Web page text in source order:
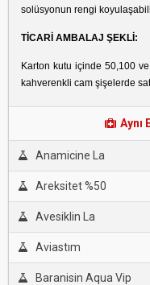
solüsyonun rengi
TİCARİ AMBALAJ ŞEKLİ:
Karton kutu içinde 50,100
kahverenkli cam şişelerde
Aynı
Anamicine La
Areksitet %50
Avesiklin La
Aviastım
Baranisin Aqua Vip